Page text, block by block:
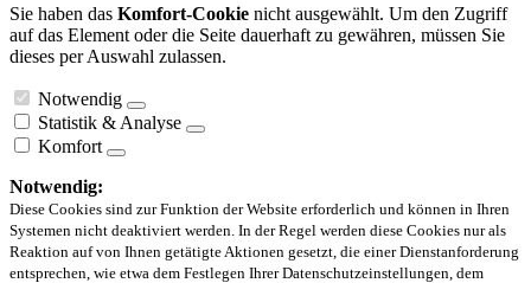
Sie haben das Komfort-Cookie nicht ausgewählt. Um den Zugriff
auf das Element oder die Seite dauerhaft zu gewähren, müssen Sie
dieses per Auswahl zulassen.
Notwendig
Statistik & Analyse
Komfort
Notwendig:
Diese Cookies sind zur Funktion der Website erforderlich und können in Ihren
Systemen nicht deaktiviert werden. In der Regel werden diese Cookies nur als
Reaktion auf von Ihnen getätigte Aktionen gesetzt, die einer Dienstanforderung
entsprechen, wie etwa dem Festlegen Ihrer Datenschutzeinstellungen, dem